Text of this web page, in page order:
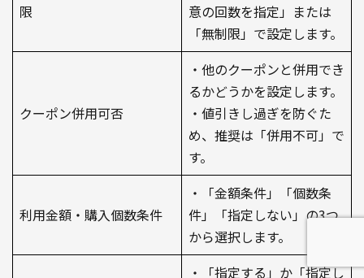
限
意の回数を指定」または
「無制限」で設定します。
クーポン併用可否
・他のクーポンと併用でき
るかどうかを設定します。
・値引きし過ぎを防ぐた
め、推奨は「併用不可」で
す。
利用金額・購入個数条件
・「金額条件」「個数条
件」「指定しない」の3つ
から選択します。
・「指定する」か「指定し